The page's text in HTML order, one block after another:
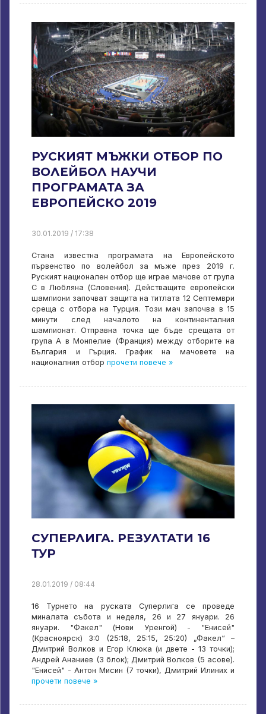
РУСКИЯТ МЪЖКИ ОТБОР ПО
ВОЛЕЙБОЛ НАУЧИ
ПРОГРАМАТА ЗА
ЕВРОПЕЙСКО 2019
30.01.2019 / 17:38
Стана известна програмата на Европейското
първенство по волейбол за мъже през 2019 г.
Руският национален отбор ще играе мачове от група
С в Любляна (Словения). Действащите европейски
шампиони започват защита на титлата 12 Септември
среща с отбора на Турция. Този мач започва в 15
минути след началото на континенталния
шампионат. Отправна точка ще бъде срещата от
група А в Монпелие (Франция) между отборите на
България и Гърция. График на мачовете на
националния отбор прочети повече »
СУПЕРЛИГА. РЕЗУЛТАТИ 16
ТУР
28.01.2019 / 08:44
16 Турнето на руската Суперлига се проведе
миналата събота и неделя, 26 и 27 януари. 26
януари. "Факел" (Нови Уренгой) - "Енисей"
(Красноярск) 3:0 (25:18, 25:15, 25:20) „Факел“ –
Дмитрий Волков и Егор Клюка (и двете - 13 точки);
Андрей Ананиев (3 блок); Дмитрий Волков (5 асове).
"Енисей" - Антон Мисин (7 точки), Дмитрий Илиних и
прочети повече »